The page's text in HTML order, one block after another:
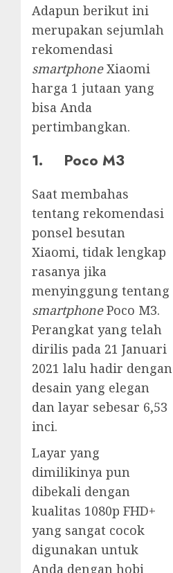
Adapun berikut ini
merupakan sejumlah
rekomendasi
smartphoneXiaomi
harga 1 jutaan yang
bisa Anda
pertimbangkan.
1. Poco M3
Saat membahas
tentang rekomendasi
ponsel besutan
Xiaomi, tidak lengkap
rasanya jika
menyinggung tentang
smartphonePoco M3.
Perangkat yang telah
dirilis pada 21 Januari
2021 lalu hadir dengan
desain yang elegan
dan layar sebesar 6,53
inci.
Layar yang
dimilikinya pun
dibekali dengan
kualitas 1080p FHD+
yang sangat cocok
digunakan untuk
Anda dengan hobi